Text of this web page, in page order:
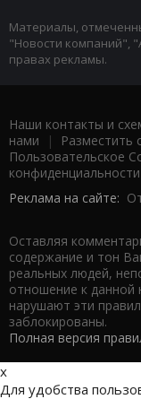
Материалы,
"Новости компаний",
правах рекламы.
Наши контакты и
нами | Разместить
Пользовательское
Реклама на сайте:
Оставляя
содержание и тон
реальных людей,
отношение к данной
нарушают эти
заблокированы.
Полная версия
x
Для удобства